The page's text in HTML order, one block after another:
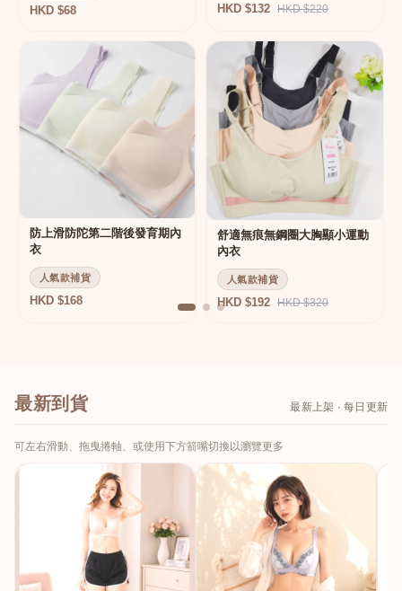
HKD $68 HKD $132 HKD $220
防上滑防陀第二階後發育期內
衣
人氣款補貨
HKD $168
舒適無痕無鋼圈大胸顯小運動
內衣
人氣款補貨
HKD $192 HKD $320
最新到貨 最新上架 · 每日更新
可左右滑動、拖曳捲軸、或使用下方箭嘴切換以瀏覽更多